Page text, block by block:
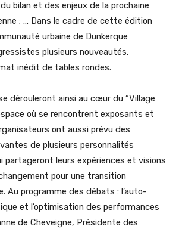
bilan et des enjeux de la prochaine
; … Dans le cadre de cette édition
urbaine de Dunkerque
plusieurs nouveautés,
inédit de tables rondes.
dérouleront ainsi au cœur du “Village
où se rencontrent exposants et
ont aussi prévu des
de plusieurs personnalités
partageront leurs expériences et visions
pour une transition
Au programme des débats : l’auto-
et l’optimisation des performances
de Cheveigne, Présidente des